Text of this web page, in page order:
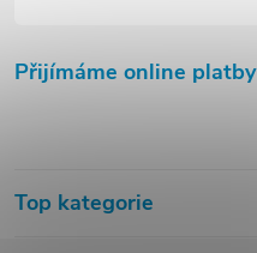
Přijímáme online platby
Top kategorie